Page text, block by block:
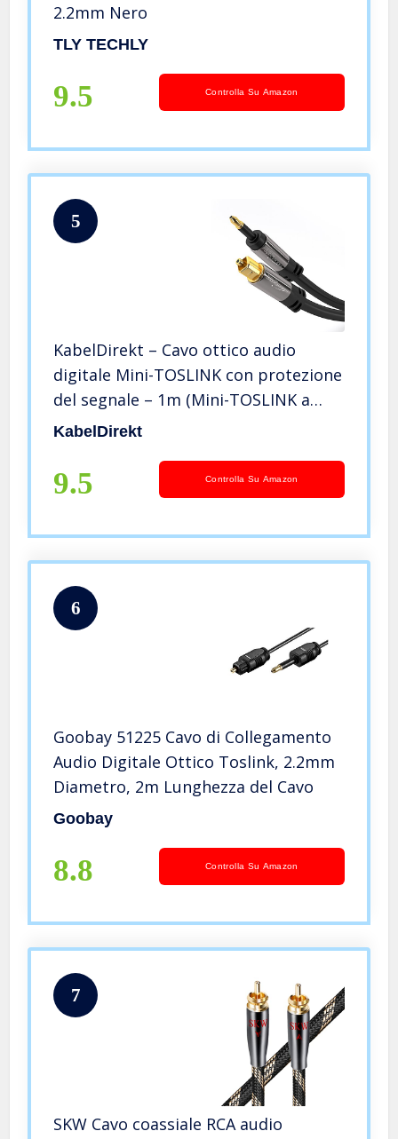
2.2mm Nero
TLY TECHLY
9.5 Controlla Su Amazon
5
KabelDirekt – Cavo ottico audio
digitale Mini-TOSLINK con protezione
del segnale – 1m (Mini-TOSLINK a
TOSLINK, cavo digitale S/PDIF/cavo
stereo/amplificatori, Hi-Fi)
KabelDirekt
9.5 Controlla Su Amazon
6
Goobay 51225 Cavo di Collegamento
Audio Digitale Ottico Toslink, 2.2mm
Diametro, 2m Lunghezza del Cavo
Goobay
8.8 Controlla Su Amazon
7
SKW Cavo coassiale RCA audio